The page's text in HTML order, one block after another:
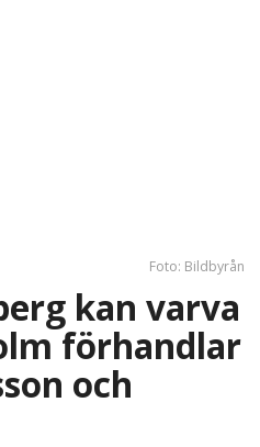
Foto: Bildbyrån
kan varva
förhandlar
och